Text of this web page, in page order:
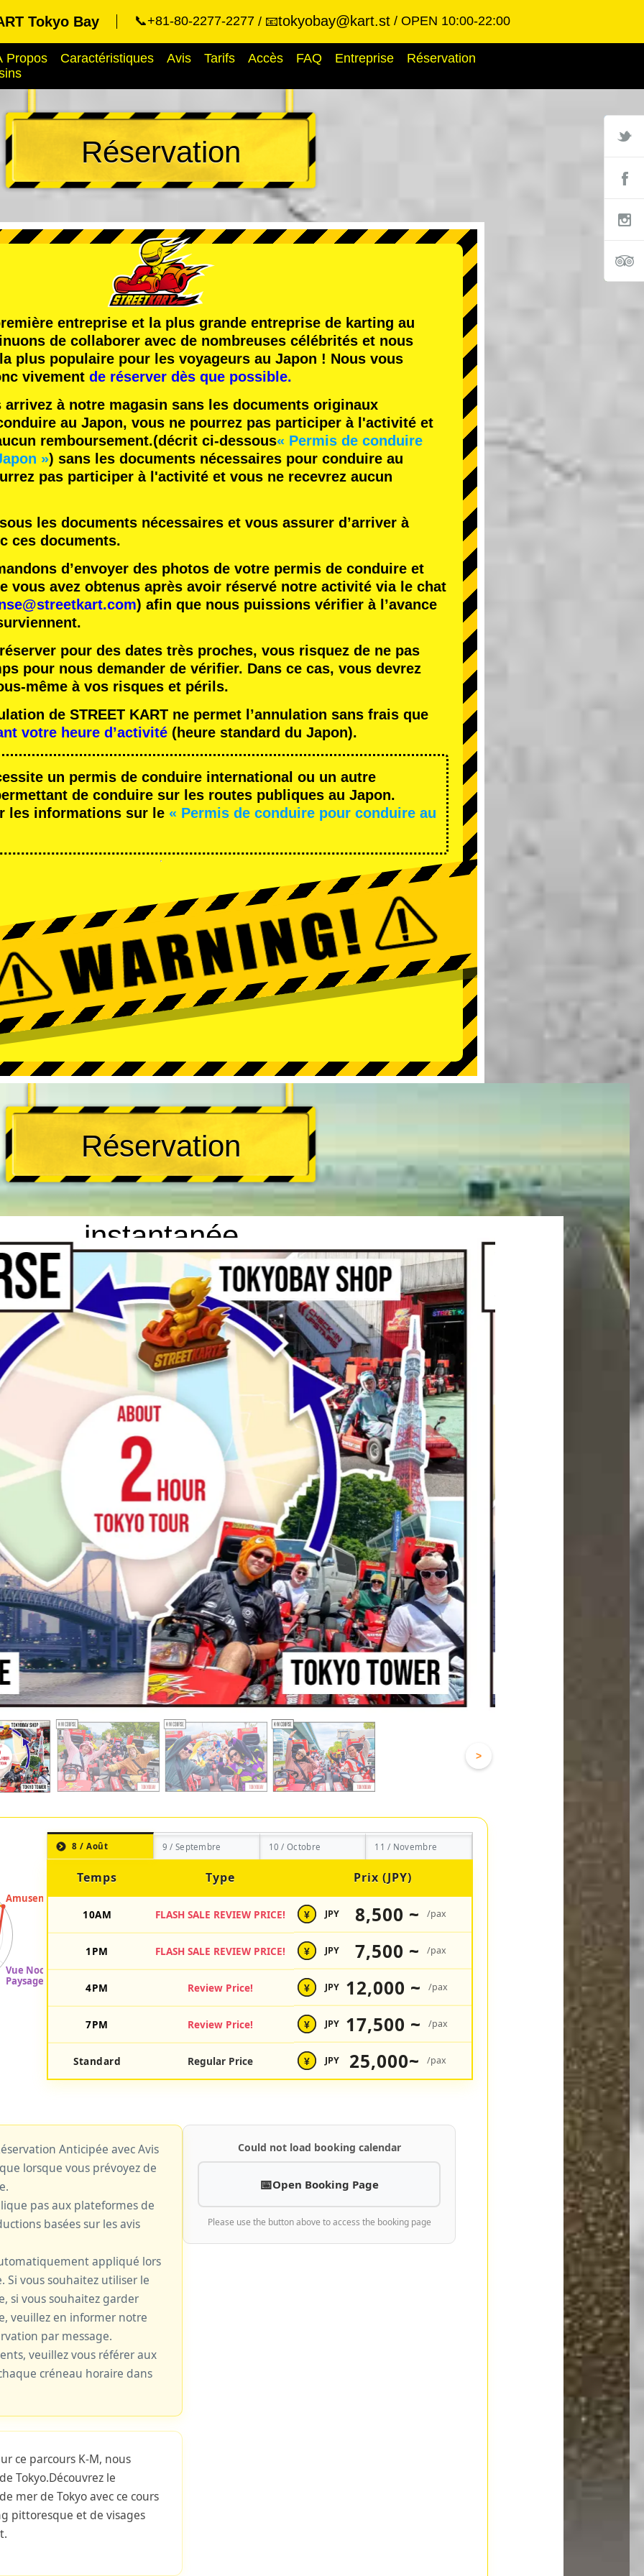
Tokyo Bay 📞+81-80-2277-2277 📧tokyobay@kart.st OPEN 10:00-22:00
Propos Caractéristiques Avis Tarifs Accès FAQ Entreprise
Réservation
Réservation
entreprise et la plus grande entreprise de karting au
de collaborer avec de nombreuses célébrités et nous
plus populaire pour les voyageurs au Japon ! Nous vous
vivement de réserver dès que possible.
à notre magasin sans les documents originaux
au Japon, vous ne pourrez pas participer à l'activité et
remboursement.(décrit ci-dessous« Permis de conduire
») sans les documents nécessaires pour conduire au
pas participer à l'activité et vous ne recevrez aucun
les documents nécessaires et vous assurer d’arriver à
ces documents.
d’envoyer des photos de votre permis de conduire et
vous avez obtenus après avoir réservé notre activité via le chat
) afin que nous puissions vérifier à l’avance
pour des dates très proches, vous risquez de ne pas
pour nous demander de vérifier. Dans ce cas, vous devrez
même à vos risques et périls.
de STREET KART ne permet l’annulation sans frais que
votre heure d’activité (heure standard du Japon).
un permis de conduire international ou un autre
de conduire sur les routes publiques au Japon.
les informations sur le « Permis de conduire pour conduire au
Réservation
instantanée
>
8 / Août 9 / Septembre 10 / Octobre 11 / Novembre
Temps Type Prix (JPY)
10AM FLASH SALE REVIEW PRICE! ¥ JPY 8,500 ~ /pax
1PM FLASH SALE REVIEW PRICE! ¥ JPY 7,500 ~ /pax
4PM Review Price! ¥ JPY 12,000 ~ /pax
7PM Review Price! ¥ JPY 17,500 ~ /pax
Standard Regular Price ¥ JPY 25,000~ /pax
Anticipée avec Avis
lorsque vous prévoyez de
pas aux plateformes de
basées sur les avis
appliqué lors
Si vous souhaitez utiliser le
si vous souhaitez garder
veuillez en informer notre
par message.
veuillez vous référer aux
créneau horaire dans
ce parcours K-M, nous
Tokyo.Découvrez le
mer de Tokyo avec ce cours
pittoresque et de visages
Could not load booking calendar
Open Booking Page
Please use the button above to access the booking page